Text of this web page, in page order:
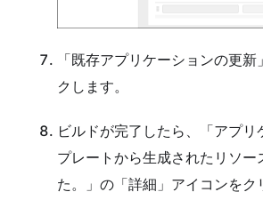
「既存アプリケーションの更
クします。
ビルドが完了したら、「アプリ
プレートから生成されたリソー
た。」の「詳細」アイコンをク